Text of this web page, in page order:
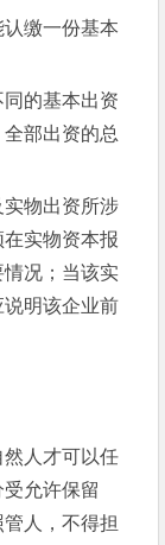
缴一份基本
的基本出资
部出资的总
物出资所涉
实物资本报
况；当该实
明该企业前
人才可以任
允许保留
管人，不得担